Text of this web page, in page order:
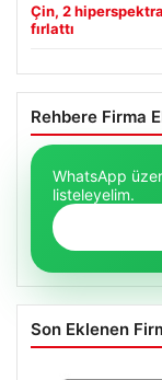
Çin, 2
fırlattı
Rehbere Firma
WhatsApp
listeleyelim.
Son Eklenen